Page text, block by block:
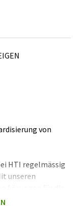
von
HTI regelmässig
unseren
wir der